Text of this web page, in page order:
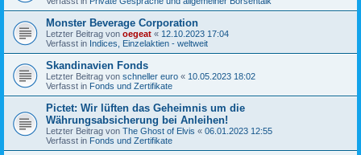
Monster Beverage Corporation
Letzter Beitrag von oegeat « 12.10.2023 17:04
Verfasst in Indices, Einzelaktien - weltweit
Skandinavien Fonds
Letzter Beitrag von schneller euro « 10.05.2023 18:02
Verfasst in Fonds und Zertifikate
Pictet: Wir lüften das Geheimnis um die
Währungsabsicherung bei Anleihen!
Letzter Beitrag von The Ghost of Elvis « 06.01.2023 12:55
Verfasst in Fonds und Zertifikate